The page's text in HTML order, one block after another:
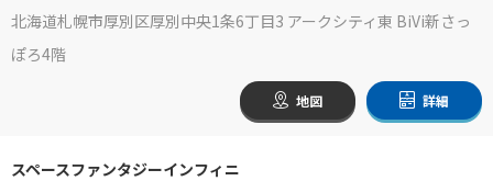
北海道札幌市厚別区厚別中央1条6丁目3 アークシティ東 BiVi新さっ
ぽろ4階
地図 詳細
スペースファンタジーインフィニ